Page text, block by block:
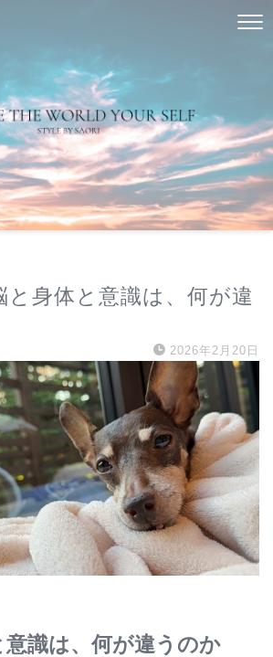
と身体と意識は、何が違
2026年2月20日
意識は、何が違うのか